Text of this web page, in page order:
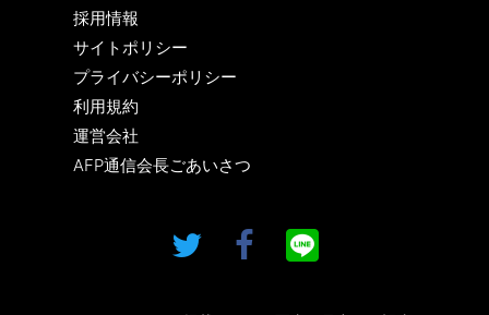
採用情報
サイトポリシー
プライバシーポリシー
利用規約
運営会社
AFP通信会長ごあいさつ